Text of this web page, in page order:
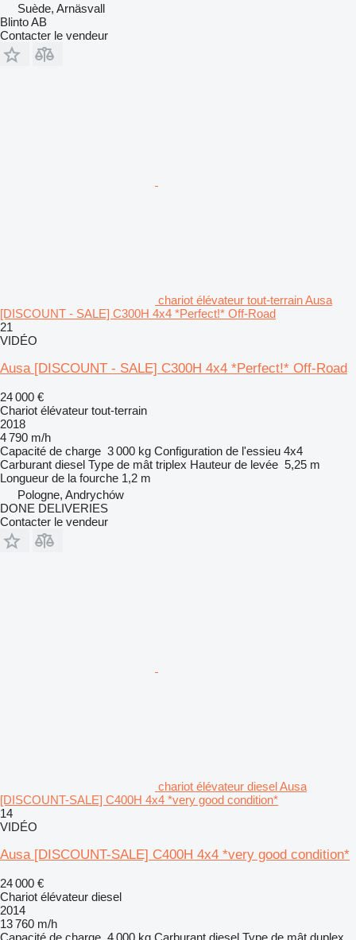
Suède, Arnäsvall
Blinto AB
Contacter le vendeur
chariot élévateur tout-terrain Ausa
[DISCOUNT - SALE] C300H 4x4 *Perfect!* Off-Road
21
VIDÉO
Ausa [DISCOUNT - SALE] C300H 4x4 *Perfect!* Off-Road
24 000 €
Chariot élévateur tout-terrain
2018
4 790 m/h
Capacité de charge 3 000 kg Configuration de l'essieu 4x4
Carburant diesel Type de mât triplex Hauteur de levée 5,25 m
Longueur de la fourche 1,2 m
Pologne, Andrychów
DONE DELIVERIES
Contacter le vendeur
chariot élévateur diesel Ausa
[DISCOUNT-SALE] C400H 4x4 *very good condition*
14
VIDÉO
Ausa [DISCOUNT-SALE] C400H 4x4 *very good condition*
24 000 €
Chariot élévateur diesel
2014
13 760 m/h
Capacité de charge 4 000 kg Carburant diesel Type de mât duplex